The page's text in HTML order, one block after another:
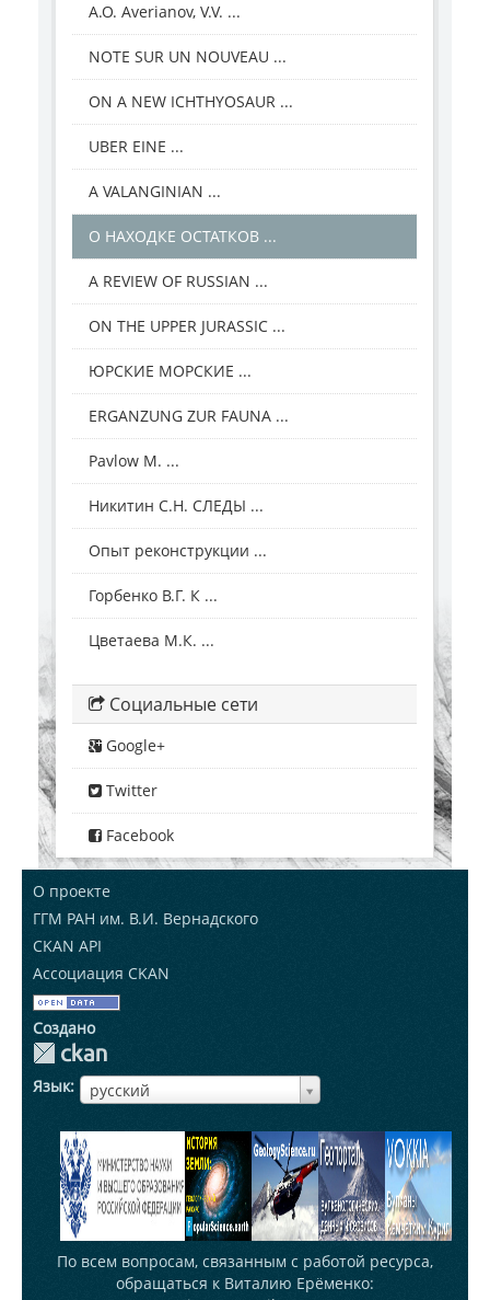
A.O. Averianov, V.V. ...
NOTE SUR UN NOUVEAU ...
ON A NEW ICHTHYOSAUR ...
UBER EINE ...
A VALANGINIAN ...
О НАХОДКЕ ОСТАТКОВ ...
A REVIEW OF RUSSIAN ...
ON THE UPPER JURASSIC ...
ЮРСКИЕ МОРСКИЕ ...
ERGANZUNG ZUR FAUNA ...
Pavlow M. ...
Никитин С.Н. СЛЕДЫ ...
Опыт реконструкции ...
Горбенко В.Г. К ...
Цветаева М.К. ...
Социальные сети
Google+
Twitter
Facebook
О проекте
ГГМ РАН им. В.И. Вернадского
CKAN API
Ассоциация CKAN
Создано
Язык русский
ЯзыкЯзык
По всем вопросам, связанным с работой ресурса,
обращаться к Виталию Ерёменко: